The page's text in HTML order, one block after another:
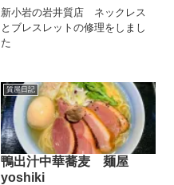
新小岩の岩井質店 ネックレス
とブレスレットの修理をしまし
た
質屋日記
鴨出汁中華蕎麦 麺屋
yoshiki